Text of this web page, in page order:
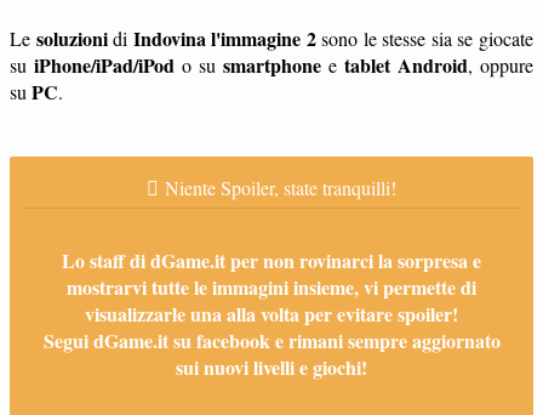
Le soluzionidi Indovina l'immagine 2sono le stesse sia se giocate
su iPhone/iPad/iPod o su smartphone e tablet Android, oppure
su PC.
Niente Spoiler, state tranquilli!
Lo staff di dGame.it per non rovinarci la sorpresa e
mostrarvi tutte le immagini insieme, vi permette di
visualizzarle una alla volta per evitare spoiler!
Segui dGame.it su facebook e rimani sempre aggiornato
sui nuovi livelli e giochi!